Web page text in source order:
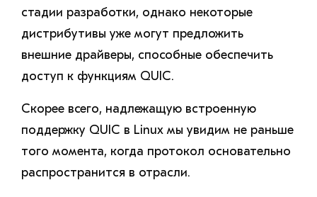
стадии разработки, однако некоторые
дистрибутивы уже могут предложить
внешние драйверы, способные обеспечить
доступ к функциям QUIC.
Скорее всего, надлежащую встроенную
поддержку QUIC в Linux мы увидим не раньше
того момента, когда протокол основательно
распространится в отрасли.